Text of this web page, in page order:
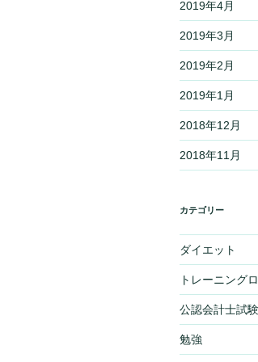
2019年4月
2019年3月
2019年2月
2019年1月
2018年12月
2018年11月
カテゴリー
ダイエット
トレーニング
公認会計士試験
勉強